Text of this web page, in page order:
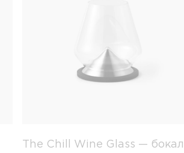
The Chill Wine Glass — бокал